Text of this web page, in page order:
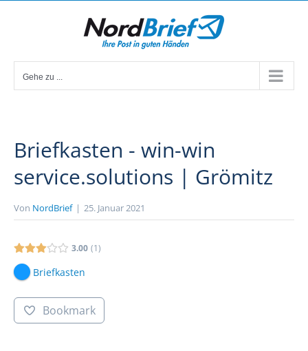
Gehe zu ...
Briefkasten - win-win
service.solutions | Grömitz
Von NordBrief | 25. Januar 2021
3.00 1
Briefkasten
Bookmark